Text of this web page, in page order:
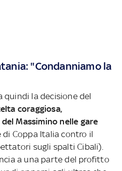
"Condanniamo la
quindi la decisione del
coraggiosa,
Massimino nelle gare
di Coppa Italia contro il
sugli spalti Cibali).
a una parte del profitto